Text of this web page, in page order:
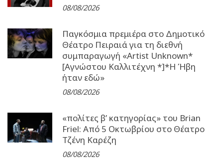
08/08/2026
Παγκόσμια πρεμιέρα στο Δημοτικό
Θέατρο Πειραιά για τη διεθνή
συμπαραγωγή «Artist Unknown*
[Αγνώστου Καλλιτέχνη *]*Η Ήβη
ήταν εδώ»
08/08/2026
«πολίτες β’ κατηγορίας» του Brian
Friel: Από 5 Οκτωβρίου στο Θέατρο
Τζένη Καρέζη
08/08/2026